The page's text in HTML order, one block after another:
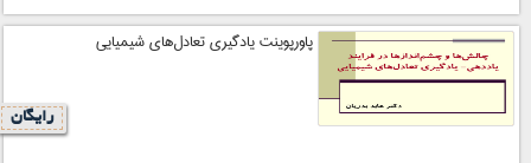
پاورپوینت يادگيري تعادل‌هاي شيميايي
رایگان